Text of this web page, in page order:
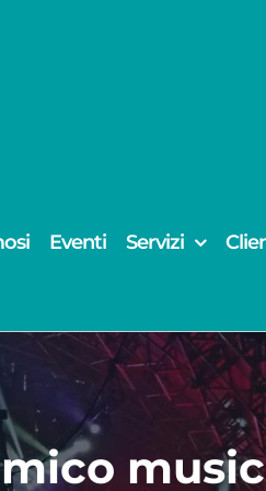
Eventi Servizi